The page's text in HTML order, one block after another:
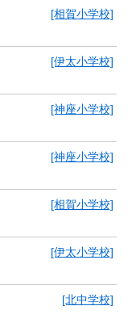
[相賀小学校]
[伊太小学校]
[神座小学校]
[神座小学校]
[相賀小学校]
[伊太小学校]
[北中学校]